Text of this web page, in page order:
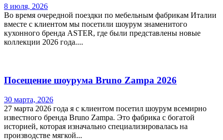
8 июля, 2026
Во время очередной поездки по мебельным фабрикам Италии
вместе с клиентом мы посетили шоурум знаменитого
кухонного бренда ASTER, где были представлены новые
коллекции 2026 года....
Посещение шоурума Bruno Zampa 2026
30 марта, 2026
27 марта 2026 года я с клиентом посетил шоурум всемирно
известного бренда Bruno Zampa. Это фабрика с богатой
историей, которая изначально специализировалась на
производстве мягкой...